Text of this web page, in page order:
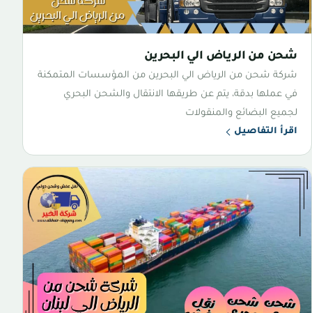
شحن من الرياض الي البحرين
شركة شحن من الرياض الي البحرين من المؤسسات المتمكنة
في عملها بدقة، يتم عن طريقها الانتقال والشحن البحري
لجميع البضائع والمنقولات
اقرأ التفاصيل